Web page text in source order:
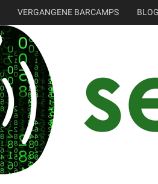
VERGANGENE BARCAMPS BLOG